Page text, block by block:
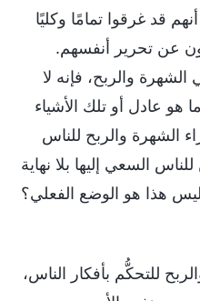
قد غرقوا تمامًا وكليًا
عن تحرير أنفسهم.
والربح، فإنه لا
عادل أو تلك الأشياء
الشهرة والربح للناس
السعي إليها بلا نهاية
هذا هو الوضع الفعلي؟
للتحكُّم بأفكار الناس،